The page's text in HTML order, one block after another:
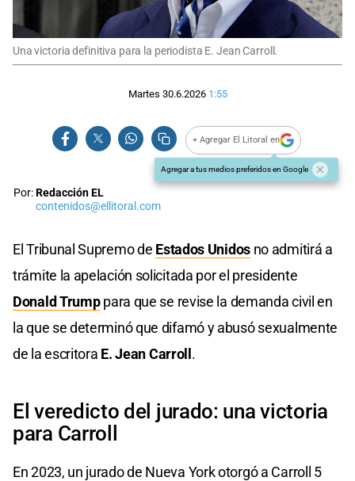
Una victoria definitiva para la periodista E. Jean Carroll.
Martes 30.6.2026 1:55
+ Agregar El Litoral en
Agregar a tus medios preferidos en Google
Por:Redacción EL
contenidos@ellitoral.com
El Tribunal Supremo de Estados Unidosno admitirá a
trámite la apelación solicitada por el presidente
Donald Trumppara que se revise la demanda civil en
la que se determinó que difamó y abusó sexualmente
de la escritora E. Jean Carroll.
El veredicto del jurado: una victoria
para Carroll
En 2023, un jurado de Nueva York otorgó a Carroll 5